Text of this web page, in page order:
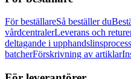
För beställareSå beställer du
vårdcentralerLeverans och
deltagande i
batcherFörskrivning av artiklar